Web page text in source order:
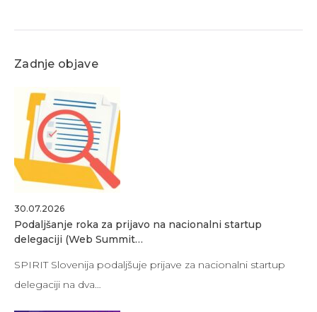
Zadnje objave
30.07.2026
Podaljšanje roka za prijavo na nacionalni startup
delegaciji (Web Summit…
SPIRIT Slovenija podaljšuje prijave za nacionalni startup
delegaciji na dva…